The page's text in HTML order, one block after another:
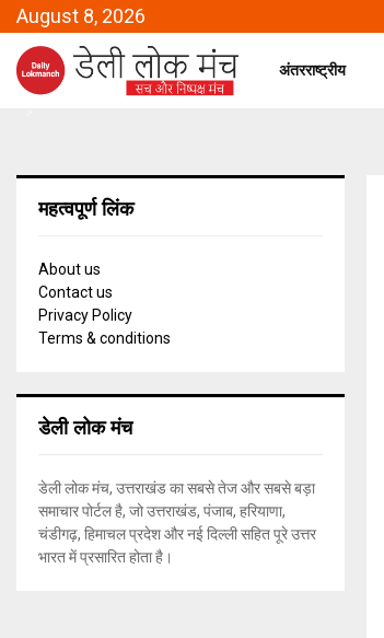
August 8, 2026
अंतरराष्ट्रीय
महत्वपूर्ण लिंक
About us
Contact us
Privacy Policy
Terms & conditions
डेली लोक मंच
डेली लोक मंच, उत्तराखंड का सबसे तेज और सबसे बड़ा
समाचार पोर्टल है, जो उत्तराखंड, पंजाब, हरियाणा,
चंडीगढ़, हिमाचल प्रदेश और नई दिल्ली सहित पूरे उत्तर
भारत में प्रसारित होता है।